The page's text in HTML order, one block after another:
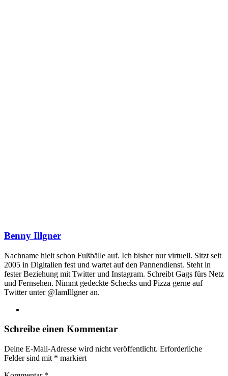
Benny Illgner
Nachname hielt schon Fußbälle auf. Ich bisher nur virtuell. Sitzt seit
2005 in Digitalien fest und wartet auf den Pannendienst. Steht in
fester Beziehung mit Twitter und Instagram. Schreibt Gags fürs Netz
und Fernsehen. Nimmt gedeckte Schecks und Pizza gerne auf
Twitter unter @IamIllgner an.
Schreibe einen Kommentar
Deine E-Mail-Adresse wird nicht veröffentlicht. Erforderliche
Felder sind mit * markiert